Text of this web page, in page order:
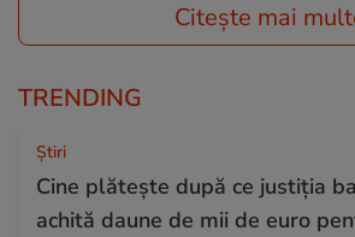
Citește mai
TRENDING
Ştiri
Cine plătește după ce justiția
achită daune de mii de euro